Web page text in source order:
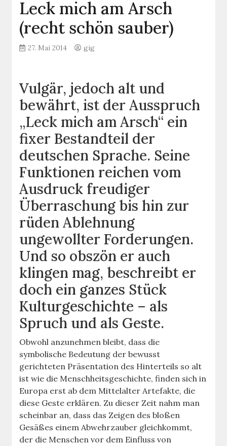
Leck mich am Arsch
(recht schön sauber)
27. Mai 2014 gig
Vulgär, jedoch alt und
bewährt, ist der Ausspruch
„Leck mich am Arsch“ ein
fixer Bestandteil der
deutschen Sprache. Seine
Funktionen reichen vom
Ausdruck freudiger
Überraschung bis hin zur
rüden Ablehnung
ungewollter Forderungen.
Und so obszön er auch
klingen mag, beschreibt er
doch ein ganzes Stück
Kulturgeschichte – als
Spruch und als Geste.
Obwohl anzunehmen bleibt, dass die
symbolische Bedeutung der bewusst
gerichteten Präsentation des Hinterteils so alt
ist wie die Menschheitsgeschichte, finden sich in
Europa erst ab dem Mittelalter Artefakte, die
diese Geste erklären. Zu dieser Zeit nahm man
scheinbar an, dass das Zeigen des bloßen
Gesäßes einem Abwehrzauber gleichkommt,
der die Menschen vor dem Einfluss von